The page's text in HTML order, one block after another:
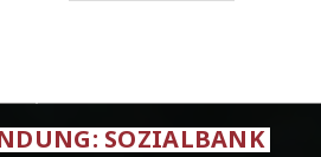
SOZIALBANK